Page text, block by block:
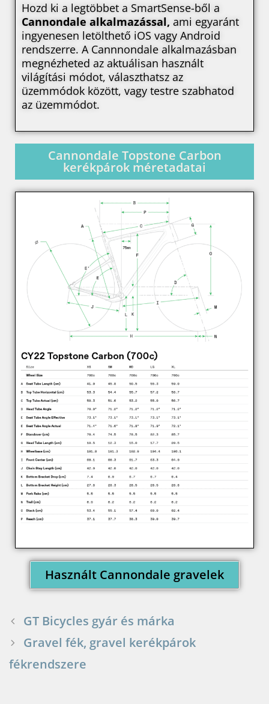
Hozd ki a legtöbbet a SmartSense-ből a
Cannondale alkalmazással, ami egyaránt
ingyenesen letölthető iOS vagy Android
rendszerre. A Cannnondale alkalmazásban
megnézheted az aktuálisan használt
világítási módot, választhatsz az
üzemmódok között, vagy testre szabhatod
az üzemmódot.
Cannondale Topstone Carbon
kerékpárok méretadatai
Használt Cannondale gravelek
GT Bicycles gyár és márka
Gravel fék, gravel kerékpárok
fékrendszere